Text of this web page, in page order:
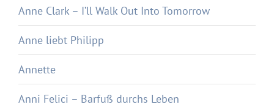
Anne Clark – I’ll Walk Out Into Tomorrow
Anne liebt Philipp
Annette
Anni Felici – Barfuß durchs Leben